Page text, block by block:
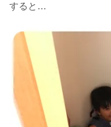
すると…